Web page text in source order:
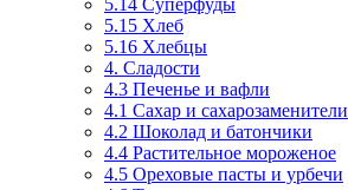
5.15 Хлеб
5.16 Хлебцы
4. Сладости
4.3 Печенье и вафли
4.1 Сахар и сахарозаменители
4.2 Шоколад и батончики
4.4 Растительное мороженое
4.5 Ореховые пасты и урбечи